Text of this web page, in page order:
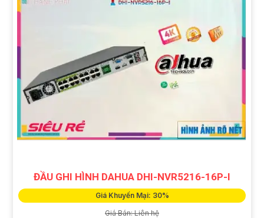
ĐẦU GHI HÌNH DAHUA DHI-NVR5216-16P-I
Giá Khuyến Mại: 30%
Giá Bán: Liên hệ